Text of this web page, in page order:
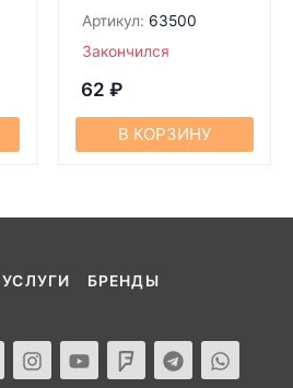
Артикул: 63500
Закончился
62 ₽
В КОРЗИНУ
УСЛУГИ БРЕНДЫ